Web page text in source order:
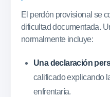
El perdón provisional se
dificultad documentada.
normalmente incluye:
Una declaración
calificado explicando
enfrentaría.